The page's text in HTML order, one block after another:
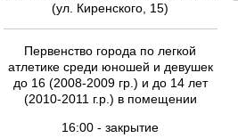
(ул. Киренского, 15)
Первенство города по легкой
атлетике среди юношей и девушек
до 16 (2008-2009 гр.) и до 14 лет
(2010-2011 г.р.) в помещении
16:00 - закрытие